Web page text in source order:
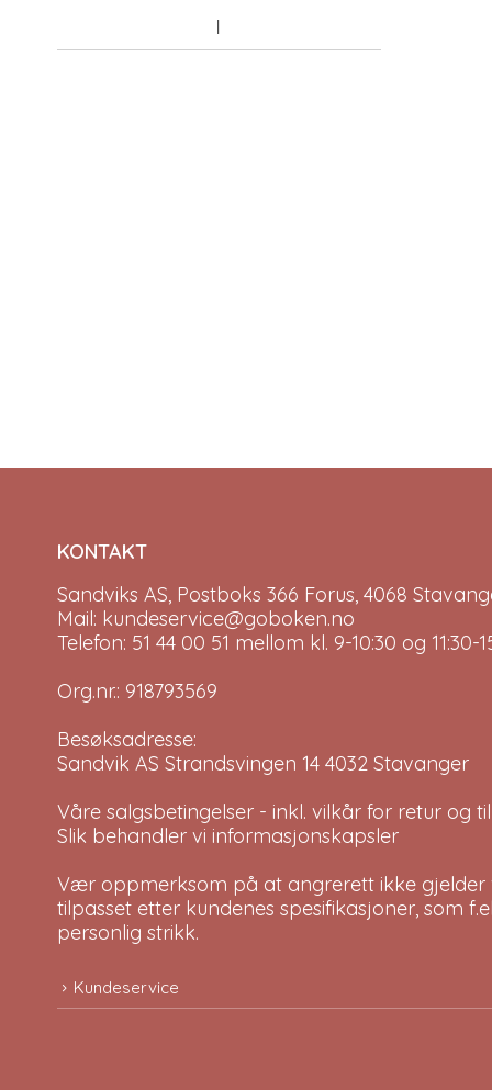
KONTAKT
Sandviks AS, Postboks 366 Forus, 4068
Mail: kundeservice@goboken.no
Telefon: 51 44 00 51 mellom kl. 9-10:30 og
Org.nr.: 918793569
Besøksadresse:
Sandvik AS Strandsvingen 14 4032 Stavanger
Våre salgsbetingelser - inkl. vilkår for retur og
Slik behandler vi informasjonskapsler
Vær oppmerksom på at angrerett ikke gjelder
tilpasset etter kundenes spesifikasjoner, som
personlig strikk.
Kundeservice